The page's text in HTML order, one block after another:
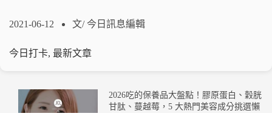
2021-06-12 文/今日訊息編輯
今日打卡, 最新文章
2026吃的保養品大盤點！膠原蛋白、穀胱
甘肽、蔓越莓，5 大熱門美容成分挑選懶